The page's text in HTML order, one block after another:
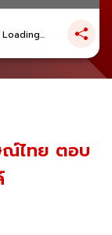
Loading...
ณ์ไทย ตอบ
ไตล์